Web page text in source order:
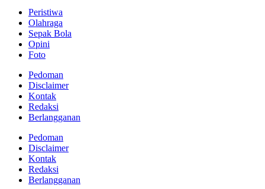
Peristiwa
Olahraga
Sepak Bola
Opini
Foto
Pedoman
Disclaimer
Kontak
Redaksi
Berlangganan
Pedoman
Disclaimer
Kontak
Redaksi
Berlangganan